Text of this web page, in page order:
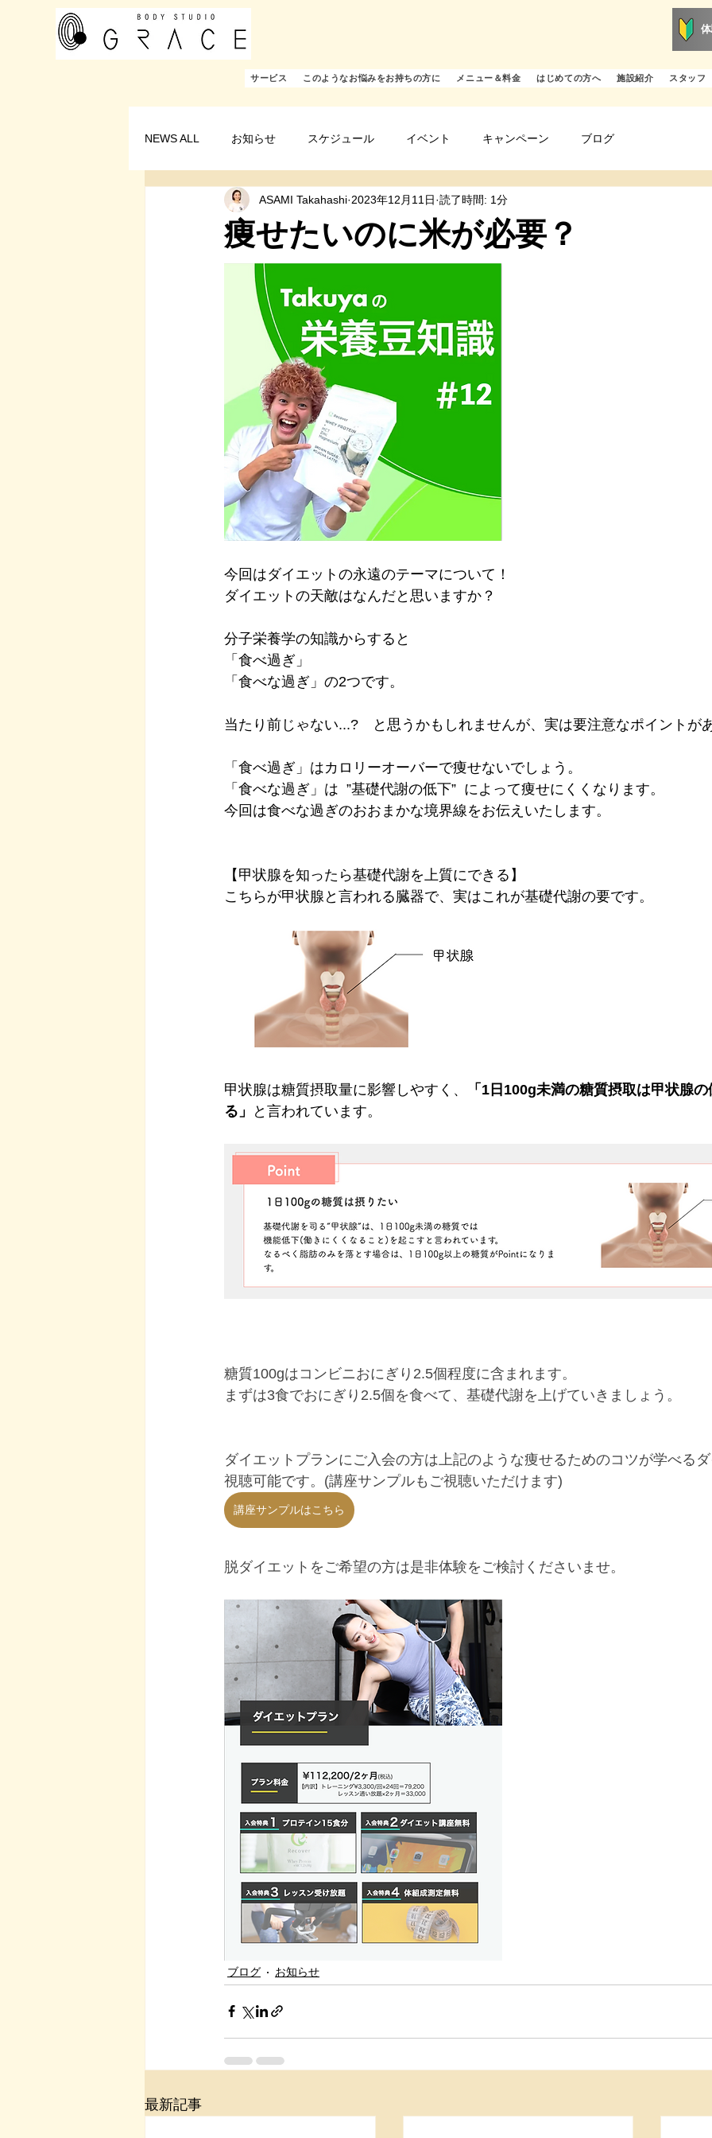
サービス このようなお悩みをお持ちの方に メニュー＆料金 はじめての方へ 施設紹介 スタッフ
NEWS ALL お知らせ スケジュール イベント キャンペーン ブログ
痩せたいのに米が必要？
ASAMI Takahashi 2023年12月11日 読了時間: 1分
今回はダイエットの永遠のテーマについて！
ダイエットの天敵はなんだと思いますか？
分子栄養学の知識からすると
「食べ過ぎ」
「食べな過ぎ」の2つです。
当たり前じゃない...?　と思うかもしれませんが、実は要注意なポイントが
「食べ過ぎ」はカロリーオーバーで痩せないでしょう。
「食べな過ぎ」は  ”基礎代謝の低下”  によって痩せにくくなります。
今回は食べな過ぎのおおまかな境界線をお伝えいたします。
【甲状腺を知ったら基礎代謝を上質にできる】
こちらが甲状腺と言われる臓器で、 実はこれが基礎代謝の要です。
甲状腺は糖質摂取量に影響しやすく、
「1日100g未満の糖質摂取は甲状腺
る」
と言われています。
糖質100gはコンビニおにぎり2.5個程度に含まれます。
まずは3食でおにぎり2.5個を食べて、基礎代謝を上げていきましょう。
ダイエットプランにご入会の方は上記のような痩せるためのコツが学べる
視聴可能です。(講座サンプルもご視聴いただけます)
講座サンプルはこちら
脱ダイエットをご希望の方は是非体験をご検討くださいませ。
ブログ お知らせ
最新記事